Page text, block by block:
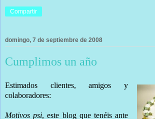
Compartir
domingo, 7 de septiembre de 2008
Cumplimos un año
Estimados clientes, amigos y
colaboradores:
Motivos psi, este blog que tenéis ante